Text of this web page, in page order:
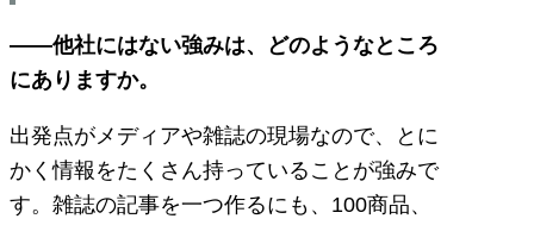
——他社にはない強みは、どのようなところ
にありますか。
出発点がメディアや雑誌の現場なので、とに
かく情報をたくさん持っていることが強みで
す。雑誌の記事を一つ作るにも、100商品、